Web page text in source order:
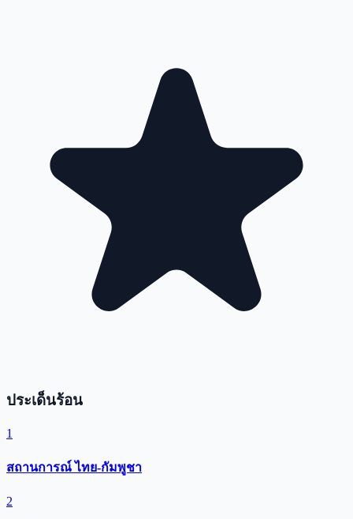
ประเด็นร้อน
1
สถานการณ์ ไทย-กัมพูชา
2